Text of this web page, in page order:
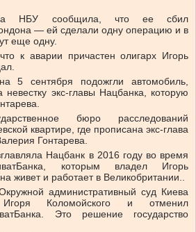
НБУ сообщила, что ее сбил
— ей сделали одну операцию и в
еще одну.
к аварии причастен олигарх Игорь
5 сентября подожгли автомобиль,
невестку экс-главы Нацбанка, которую
бюро расследований
квартире, где прописана экс-глава
Гонтарева.
Нацбанк в 2016 году во время
которым владел Игорь
живет и работает в Великобритании..
административный суд Киева
Коломойского и отменил
Это решение государство